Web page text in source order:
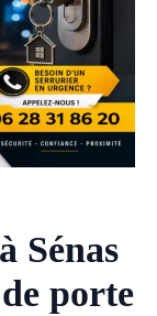
Sénas
porte